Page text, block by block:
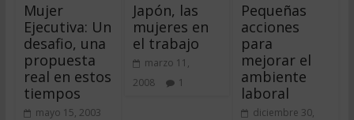
Mujer
Ejecutiva: Un
desafio, una
propuesta
real en estos
tiempos
mayo 15, 2003
Japón, las
mujeres en
el trabajo
marzo 11,
2008
1
Pequeñas
acciones
para
mejorar el
ambiente
laboral
diciembre 30,